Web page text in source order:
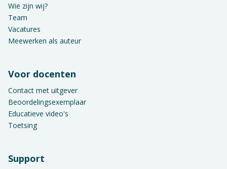
Wie zijn wij?
Team
Vacatures
Meewerken als auteur
Voor docenten
Contact met uitgever
Beoordelingsexemplaar
Educatieve video's
Toetsing
Support